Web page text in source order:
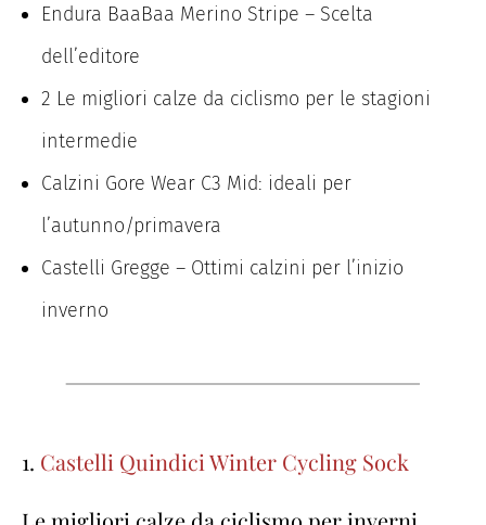
Endura BaaBaa Merino Stripe – Scelta
dell’editore
2 Le migliori calze da ciclismo per le stagioni
intermedie
Calzini Gore Wear C3 Mid: ideali per
l’autunno/primavera
Castelli Gregge – Ottimi calzini per l’inizio
inverno
1. Castelli Quindici Winter Cycling Sock